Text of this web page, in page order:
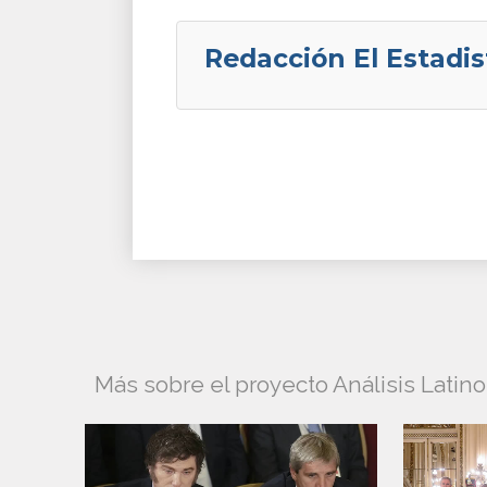
Redacción El
Más sobre el proyecto Análisis Latino